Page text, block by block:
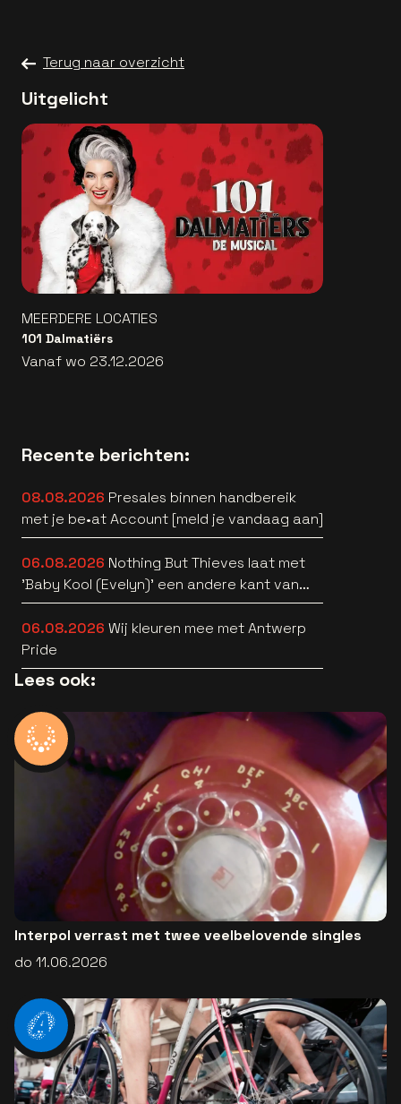
Terug naar overzicht
Uitgelicht
MEERDERE LOCATIES
101 Dalmatiërs
Vanaf wo 23.12.2026
Recente berichten:
08.08.2026 Presales binnen handbereik
met je be•at Account [meld je vandaag aan]
06.08.2026 Nothing But Thieves laat met
'Baby Kool (Evelyn)' een andere kant van
zich horen [video]
06.08.2026 Wij kleuren mee met Antwerp
Pride
Lees ook:
Interpol verrast met twee veelbelovende singles
do 11.06.2026